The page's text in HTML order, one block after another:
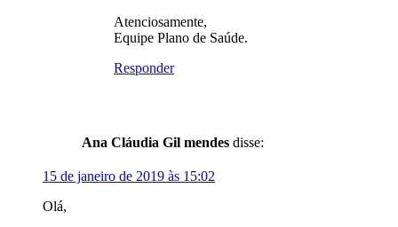
Atenciosamente,
Equipe Plano de Saúde.
Responder
Ana Cláudia Gil mendes disse:
15 de janeiro de 2019 às 15:02
Olá,